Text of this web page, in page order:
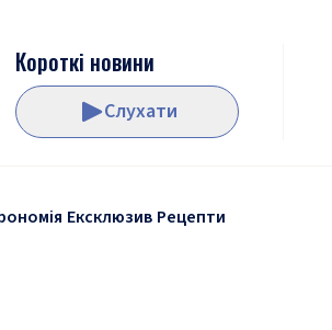
Короткі новини
Слухати
Ексклюзив Рецепти